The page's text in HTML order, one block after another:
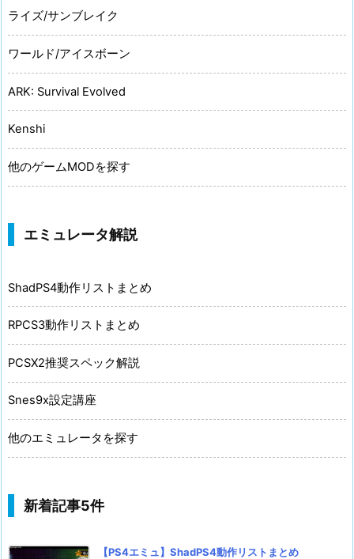
ライズ/サンブレイク
ワールド/アイスボーン
ARK: Survival Evolved
Kenshi
他のゲームMODを探す
エミュレータ解説
ShadPS4動作リストまとめ
RPCS3動作リストまとめ
PCSX2推奨スペック解説
Snes9x設定講座
他のエミュレータを探す
新着記事5件
【PS4エミュ】ShadPS4動作リストまとめ